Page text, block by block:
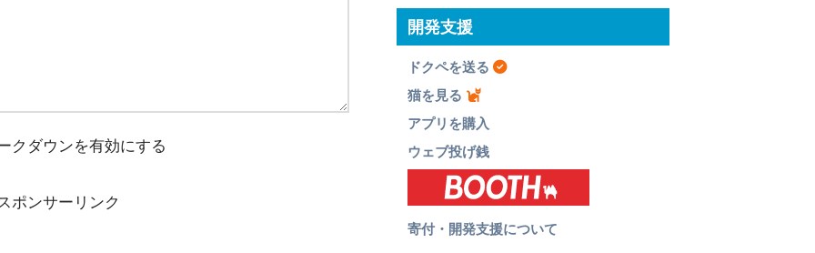
クダウンを有効にする
ポンサーリンク
開発支援
ドクペを送る
猫を見る
アプリを購入
ウェブ投げ銭
寄付・開発支援について